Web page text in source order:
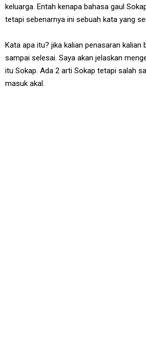
keluarga. Entah kenapa bahasa gaul
tetapi sebenarnya ini sebuah kata yang
Kata apa itu? jika kalian penasaran kalian
sampai selesai. Saya akan jelaskan
itu Sokap. Ada 2 arti Sokap tetapi salah
masuk akal.